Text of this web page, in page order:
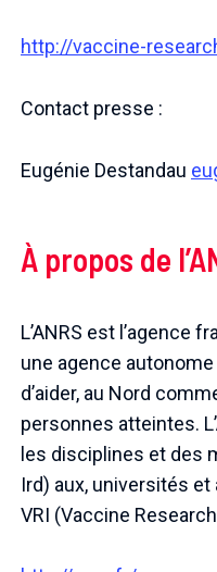
http://vaccine-
Contact presse :
Eugénie Destandau
À propos de
L’ANRS est l’agence
une agence
d’aider, au Nord
personnes atteintes.
les disciplines et des
Ird) aux, universités
VRI (Vaccine